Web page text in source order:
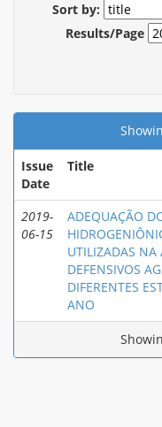
Sort by:
Results/Page
Issue
Date
Title
2019-
06-15
ADEQUAÇÃO
UTILIZADAS NA
DEFENSIVOS
DIFERENTES
ANO